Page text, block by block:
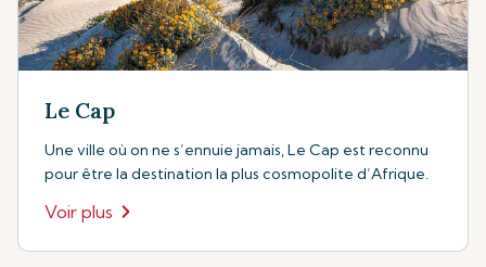
Le Cap
Une ville où on ne s’ennuie jamais, Le Cap est reconnu
pour être la destination la plus cosmopolite d’Afrique.
Voir plus